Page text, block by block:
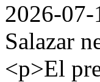
2026-
Salazar
<p>El